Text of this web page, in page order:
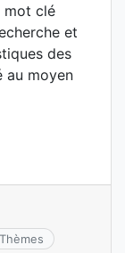
mot clé
et
des
au moyen
Thèmes